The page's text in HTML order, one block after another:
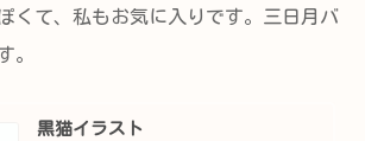
くて、私もお気に入りです。三日月バ
。
黒猫イラスト